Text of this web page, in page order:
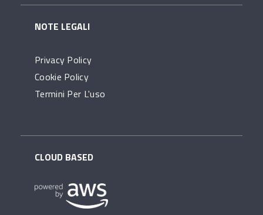
NOTE LEGALI
Privacy Policy
Cookie Policy
Termini Per L'uso
CLOUD BASED